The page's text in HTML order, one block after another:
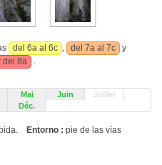
del 6a al 6c , del 7a al 7c
y
del 8a
.
Mai Juin
Juillet
Déc.
Entorno : pie de las vías